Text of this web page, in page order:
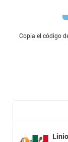
Copia el código